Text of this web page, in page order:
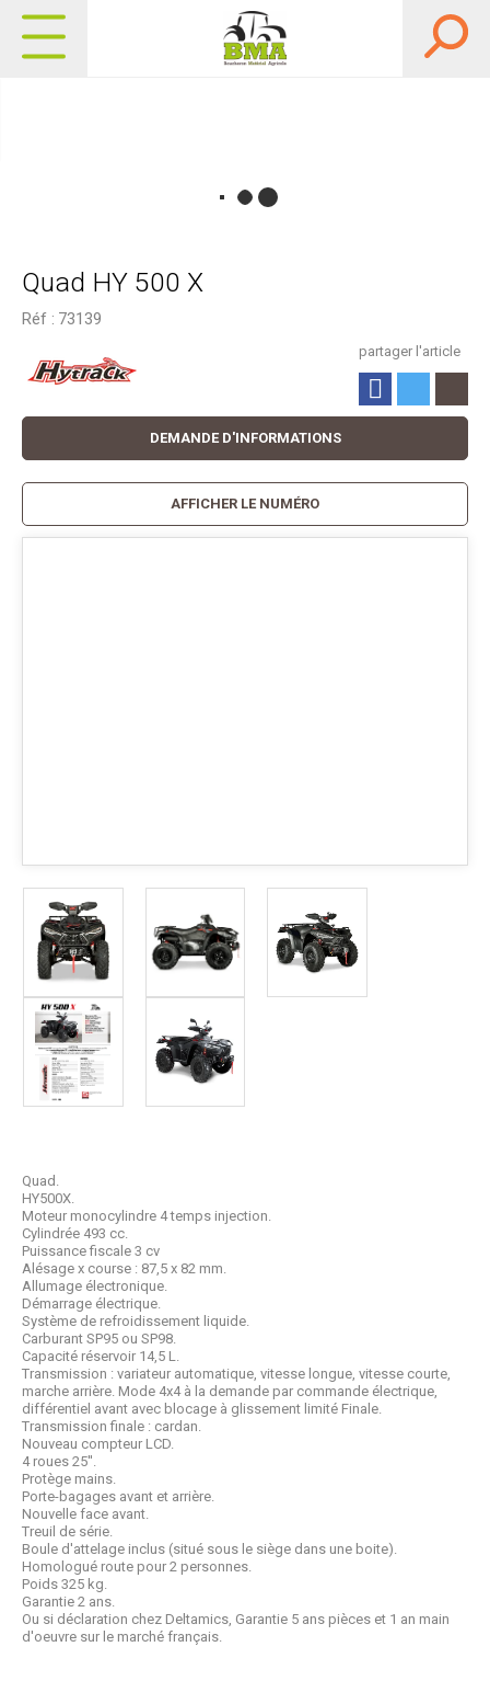
Quad HY 500 X
Réf : 73139
partager l'article
Quad.
HY500X.
Moteur monocylindre 4 temps injection.
Cylindrée 493 cc.
Puissance fiscale 3 cv
Alésage x course : 87,5 x 82 mm.
Allumage électronique.
Démarrage électrique.
Système de refroidissement liquide.
Carburant SP95 ou SP98.
Capacité réservoir 14,5 L.
Transmission : variateur automatique, vitesse longue, vitesse courte,
marche arrière. Mode 4x4 à la demande par commande électrique,
différentiel avant avec blocage à glissement limité Finale.
Transmission finale : cardan.
Nouveau compteur LCD.
4 roues 25''.
Protège mains.
Porte-bagages avant et arrière.
Nouvelle face avant.
Treuil de série.
Boule d'attelage inclus (situé sous le siège dans une boite).
Homologué route pour 2 personnes.
Poids 325 kg.
Garantie 2 ans.
Ou si déclaration chez Deltamics, Garantie 5 ans pièces et 1 an main
d'oeuvre sur le marché français.
DEMANDE D'INFORMATIONS
AFFICHER LE NUMÉRO